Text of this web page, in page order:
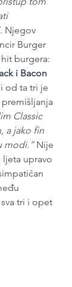
. Njegov
Burger
burgera:
i Bacon
od ta tri je
Classic
a jako fin
modi.” Nije
upravo
tri i opet